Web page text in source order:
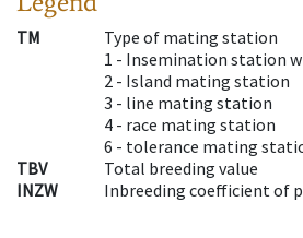
TM
Type of mating station
1 - Insemination station
2 - Island mating station
3 - line mating station
4 - race mating station
6 - tolerance mating
TBV
Total breeding value
INZW
Inbreeding coefficient of